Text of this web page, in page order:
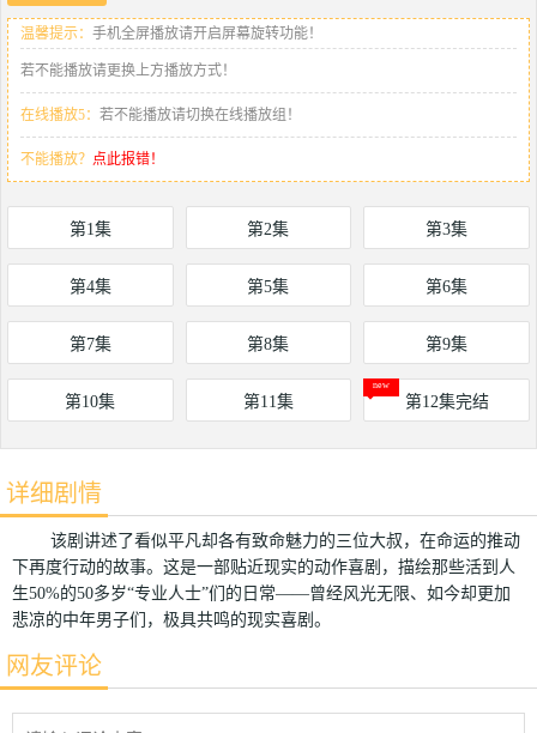
温馨提示： 手机全屏播放请开启屏幕旋转功能！
若不能播放请更换上方播放方式！
在线播放5： 若不能播放请切换在线播放组！
不能播放？ 点此报错！
第1集 第2集 第3集
第4集 第5集 第6集
第7集 第8集 第9集
第10集 第11集 第12集完结
详细剧情
该剧讲述了看似平凡却各有致命魅力的三位大叔，在命运的推动
下再度行动的故事。这是一部贴近现实的动作喜剧，描绘那些活到人
生50%的50多岁“专业人士”们的日常——曾经风光无限、如今却更加
悲凉的中年男子们，极具共鸣的现实喜剧。
网友评论